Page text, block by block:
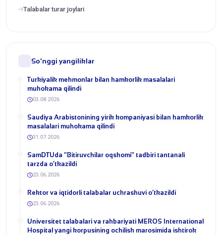
Talabalar turar joylari
So'nggi yangiliklar
Turkiyalik mehmonlar bilan hamkorlik masalalari
muhokama qilindi
03.08.2026
​Saudiya Arabistonining yirik kompaniyasi bilan hamkorlik
masalalari muhokama qilindi
31.07.2026
​SamDTUda “Bitiruvchilar oqshomi” tadbiri tantanali
tarzda o‘tkazildi
23.06.2026
​Rektor va iqtidorli talabalar uchrashuvi o‘tkazildi
23.06.2026
Universitet talabalari va rahbariyati MEROS International
Hospital yangi korpusining ochilish marosimida ishtirok